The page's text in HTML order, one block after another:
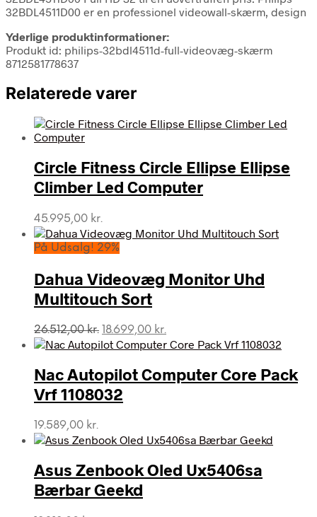
32BDL4511D00 er en professionel videowall-skærm, design
Yderlige produktinformationer:
Produkt id: philips-32bdl4511d-full-videovæg-skærm
8712581778637
Relaterede varer
Circle Fitness Circle Ellipse Ellipse
Climber Led Computer
45.995,00 kr.
På Udsalg! 29%
Dahua Videovæg Monitor Uhd
Multitouch Sort
26.512,00kr. Den
oprindelige
var:
26.512,00 kr..
18.699,00 kr.
aktuelle
er:
18.699,00 kr..
Nac Autopilot Computer Core Pack
Vrf 1108032
19.589,00 kr.
Asus Zenbook Oled Ux5406sa
Bærbar Geekd